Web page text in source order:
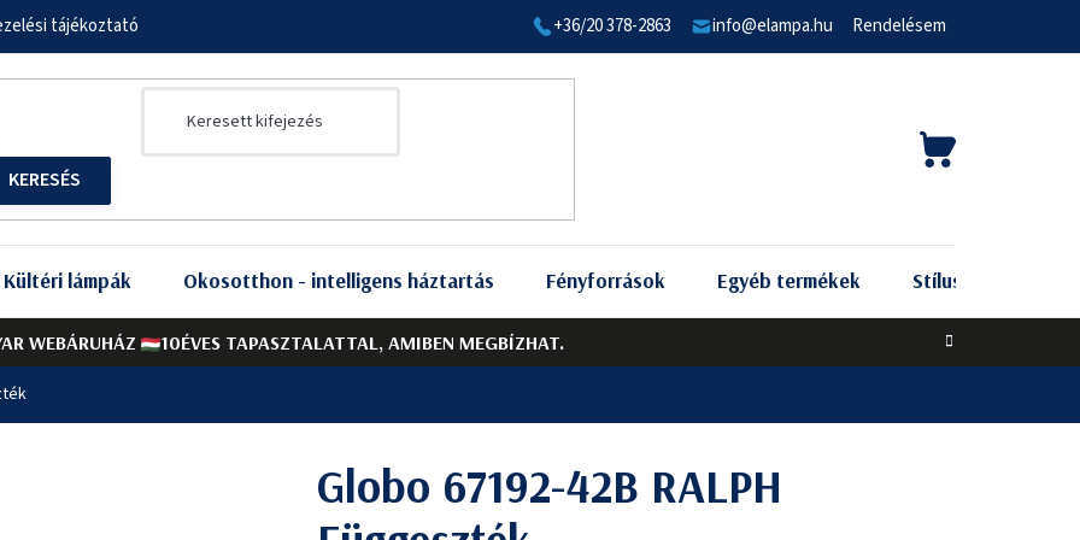
WEBÁRUHÁZ 10ÉVES TAPASZTALATTAL, AMIBEN MEGBÍZHAT.
tájékoztató +36/20 378-2863 info@elampa.hu Rendelésem
KOSÁR
Kültéri lámpák Okosotthon - intelligens háztartás Fényforrások Egyéb termékek Stílus szerint
Globo 67192-42B RALPH